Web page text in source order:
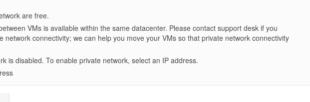
are free.
VMs is available within the same datacenter. Please contact support desk if you
network connectivity; we can help you move your VMs so that private network connectivity
is disabled. To enable private network, select an IP address.